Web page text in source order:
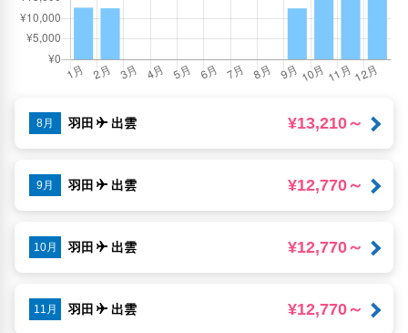
8月 羽田 出雲 ¥13,210～
9月 羽田 出雲 ¥12,770～
10月 羽田 出雲 ¥12,770～
11月 羽田 出雲 ¥12,770～